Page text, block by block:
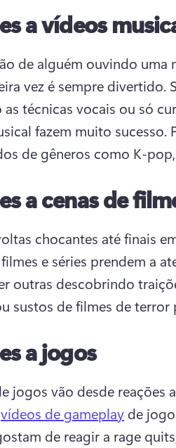
a vídeos
de alguém ouvindo
vez é sempre divertido.
técnicas vocais ou só
fazem muito sucesso.
de gêneros como K-
a cenas de
chocantes até finais
e séries prendem a
outras descobrindo
sustos de filmes de terror
a jogos
jogos vão desde reações
vídeos de gameplay de
de reagir a rage